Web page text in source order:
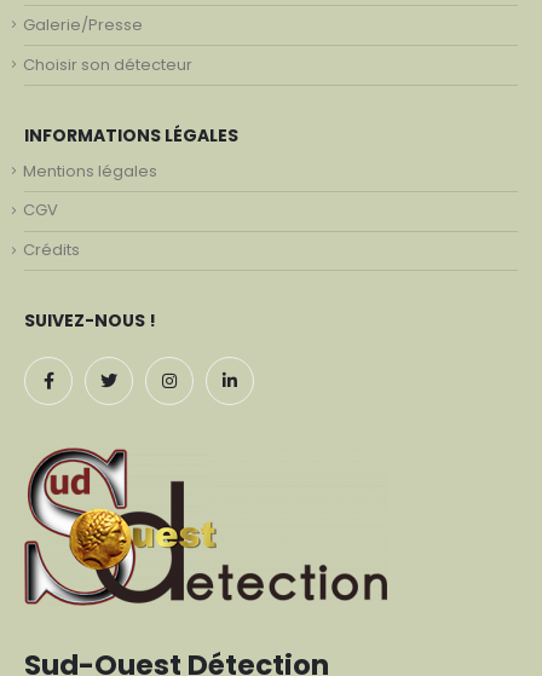
Galerie/Presse
Choisir son détecteur
INFORMATIONS LÉGALES
Mentions légales
CGV
Crédits
SUIVEZ-NOUS !
Sud-Ouest Détection